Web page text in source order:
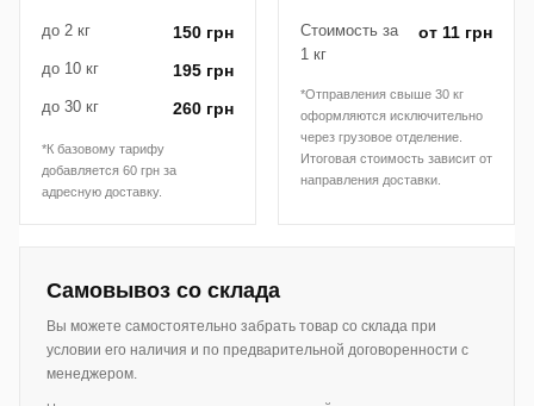
до 2 кг 150 грн
до 10 кг 195 грн
до 30 кг 260 грн
*К базовому тарифу
добавляется 60 грн за
адресную доставку.
Стоимость за
1 кг
от 11 грн
*Отправления свыше 30 кг
оформляются исключительно
через грузовое отделение.
Итоговая стоимость зависит от
направления доставки.
Самовывоз со склада
Вы можете самостоятельно забрать товар со склада при
условии его наличия и по предварительной договоренности с
менеджером.